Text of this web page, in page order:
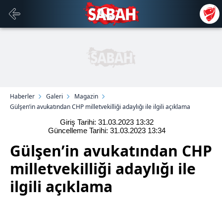
Haberler Galeri
Magazin
Gülşen’in avukatından CHP milletvekilliği adaylığı ile ilgili açıklama
Giriş Tarihi: 31.03.2023 13:32
Güncelleme Tarihi: 31.03.2023 13:34
Gülşen’in avukatından CHP
milletvekilliği adaylığı ile
ilgili açıklama